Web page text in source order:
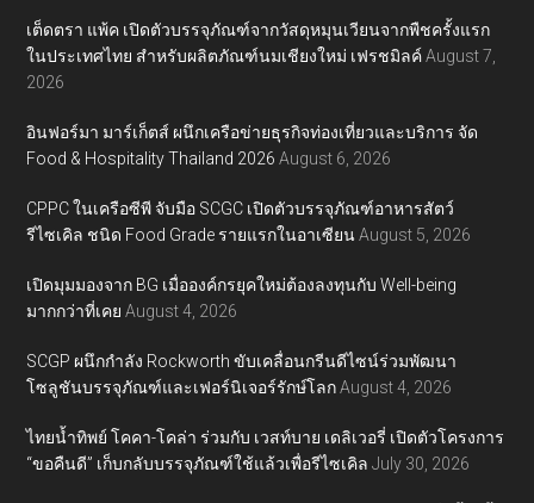
เต็ดตรา แพ้ค เปิดตัวบรรจุภัณฑ์จากวัสดุหมุนเวียนจากพืชครั้งแรก
ในประเทศไทย สำหรับผลิตภัณฑ์นมเชียงใหม่ เฟรชมิลค์ August 7,
2026
อินฟอร์มา มาร์เก็ตส์ ผนึกเครือข่ายธุรกิจท่องเที่ยวและบริการ จัด
Food & Hospitality Thailand 2026 August 6, 2026
CPPC ในเครือซีพี จับมือ SCGC เปิดตัวบรรจุภัณฑ์อาหารสัตว์
รีไซเคิล ชนิด Food Grade รายแรกในอาเซียน August 5, 2026
เปิดมุมมองจาก BG เมื่อองค์กรยุคใหม่ต้องลงทุนกับ Well-being
มากกว่าที่เคย August 4, 2026
SCGP ผนึกกำลัง Rockworth ขับเคลื่อนกรีนดีไซน์ร่วมพัฒนา
โซลูชันบรรจุภัณฑ์และเฟอร์นิเจอร์รักษ์โลก August 4, 2026
ไทยน้ำทิพย์ โคคา-โคล่า ร่วมกับ เวสท์บาย เดลิเวอรี่ เปิดตัวโครงการ
“ขอคืนดี” เก็บกลับบรรจุภัณฑ์ใช้แล้วเพื่อรีไซเคิล July 30, 2026